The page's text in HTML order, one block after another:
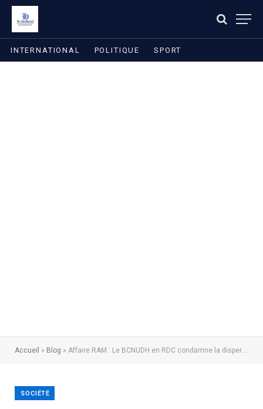
INTERNATIONAL POLITIQUE SPORT
Accueil » Blog » Affaire RAM : Le BCNUDH en RDC condamne la dispersion violente de la manifestation pacifique organisée à Kinshasa
SOCIÉTÉ